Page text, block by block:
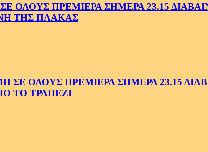
ΠΡΕΜΙΕΡΑ ΣΗΜΕΡΑ 23.15
ΤΗΣ ΠΛΑΚΑΣ
ΟΛΟΥΣ ΠΡΕΜΙΕΡΑ ΣΗΜΕΡΑ 23.15
ΤΟ ΤΡΑΠΕΖΙ